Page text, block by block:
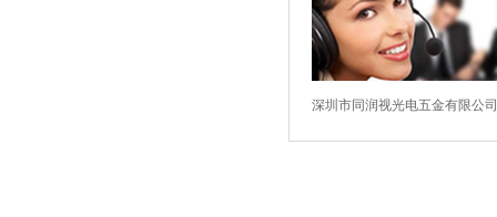
深圳市同润视光电五金有限公